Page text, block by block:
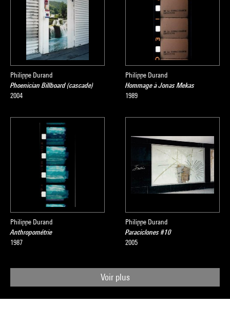
Philippe Durand
Phoenician Billboard (cascade)
2004
Philippe Durand
Hommage à Jonas Mekas
1989
Philippe Durand
Anthropométrie
1987
Philippe Durand
Paraciclones #10
2005
Voir plus